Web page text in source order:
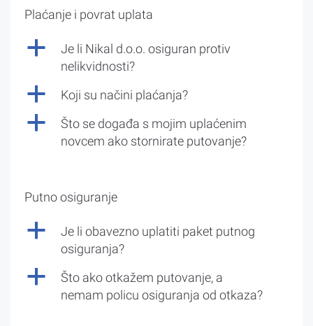
Plaćanje i povrat uplata
a
Je li Nikal d.o.o. osiguran protiv
nelikvidnosti?
a Koji su načini plaćanja?
a
Što se događa s mojim uplaćenim
novcem ako stornirate putovanje?
Putno osiguranje
a
Je li obavezno uplatiti paket putnog
osiguranja?
a
Što ako otkažem putovanje, a
nemam policu osiguranja od otkaza?